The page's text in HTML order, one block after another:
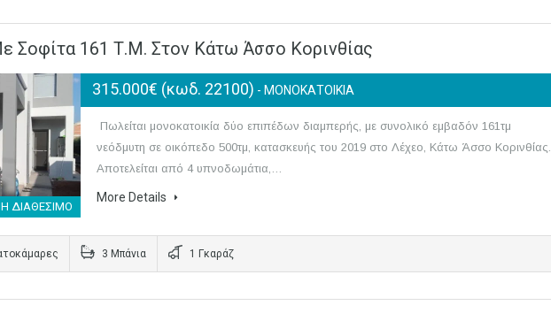
Σοφίτα 161 Τ.μ. Στον Κάτω Άσσο Κορινθίας
ΔΙΑΘΕΣΙΜΟ
315.000€ (κωδ. 22100) - ΜΟΝΟΚΑΤΟΙΚΙΑ
Πωλείται μονοκατοικία δύο επιπέδων διαμπερής, με συνολικό εμβαδόν 161τμ
νεόδμυτη σε οικόπεδο 500τμ, κατασκευής του 2019 στο Λέχεο, Κάτω Άσσο Κορινθίας.
Αποτελείται από 4 υπνοδωμάτια,…
More Details
3 Μπάνια 1 Γκαράζ